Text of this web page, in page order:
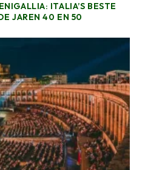
ITALIA’S BESTE
JAREN 40 EN 50